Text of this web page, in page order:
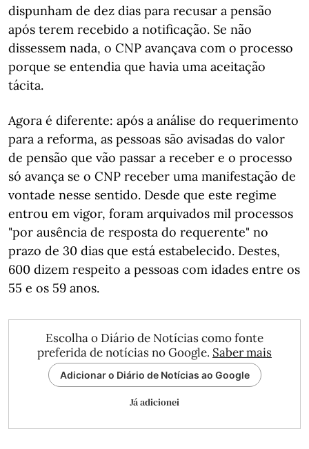
dispunham de dez dias para recusar a pensão
após terem recebido a notificação. Se não
dissessem nada, o CNP avançava com o processo
porque se entendia que havia uma aceitação
tácita.
Agora é diferente: após a análise do requerimento
para a reforma, as pessoas são avisadas do valor
de pensão que vão passar a receber e o processo
só avança se o CNP receber uma manifestação de
vontade nesse sentido. Desde que este regime
entrou em vigor, foram arquivados mil processos
"por ausência de resposta do requerente" no
prazo de 30 dias que está estabelecido. Destes,
600 dizem respeito a pessoas com idades entre os
55 e os 59 anos.
Escolha o Diário de Notícias como fonte
preferida de notícias no Google. Saber mais
Adicionar o Diário de Notícias ao Google
Já adicionei